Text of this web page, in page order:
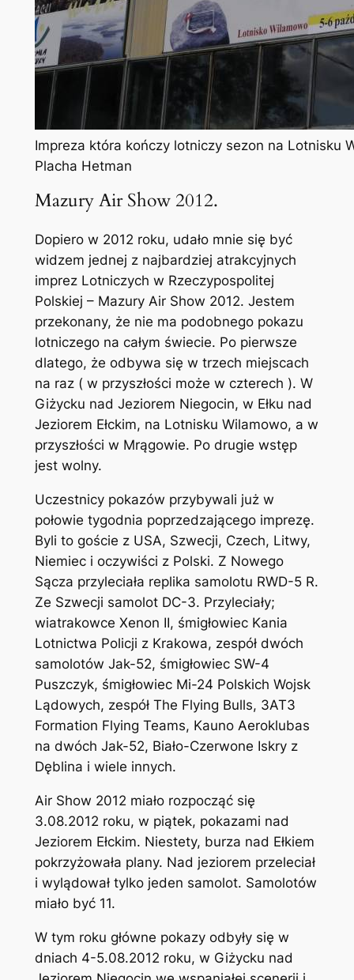
Impreza która kończy lotniczy sezon na Lotnisku
Placha Hetman
Mazury Air Show 2012.
Dopiero w 2012 roku, udało mnie się być
widzem jednej z najbardziej atrakcyjnych
imprez Lotniczych w Rzeczypospolitej
Polskiej – Mazury Air Show 2012. Jestem
przekonany, że nie ma podobnego pokazu
lotniczego na całym świecie. Po pierwsze
dlatego, że odbywa się w trzech miejscach
na raz ( w przyszłości może w czterech ). W
Giżycku nad Jeziorem Niegocin, w Ełku nad
Jeziorem Ełckim, na Lotnisku Wilamowo, a w
przyszłości w Mrągowie. Po drugie wstęp
jest wolny.
Uczestnicy pokazów przybywali już w
połowie tygodnia poprzedzającego imprezę.
Byli to goście z USA, Szwecji, Czech, Litwy,
Niemiec i oczywiści z Polski. Z Nowego
Sącza przyleciała replika samolotu RWD-5 R.
Ze Szwecji samolot DC-3. Przyleciały;
wiatrakowce Xenon II, śmigłowiec Kania
Lotnictwa Policji z Krakowa, zespół dwóch
samolotów Jak-52, śmigłowiec SW-4
Puszczyk, śmigłowiec Mi-24 Polskich Wojsk
Lądowych, zespół The Flying Bulls, 3AT3
Formation Flying Teams, Kauno Aeroklubas
na dwóch Jak-52, Biało-Czerwone Iskry z
Dęblina i wiele innych.
Air Show 2012 miało rozpocząć się
3.08.2012 roku, w piątek, pokazami nad
Jeziorem Ełckim. Niestety, burza nad Ełkiem
pokrzyżowała plany. Nad jeziorem przeleciał
i wylądował tylko jeden samolot. Samolotów
miało być 11.
W tym roku główne pokazy odbyły się w
dniach 4-5.08.2012 roku, w Giżycku nad